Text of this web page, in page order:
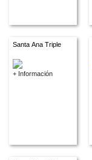
Santa Ana Triple
+ Información